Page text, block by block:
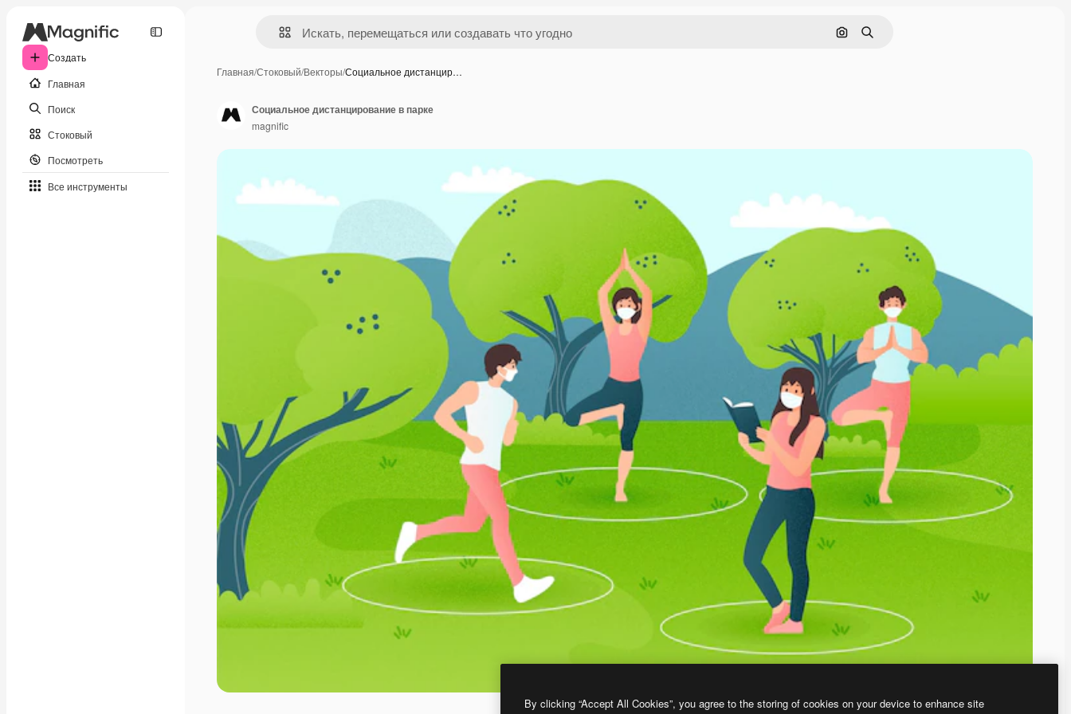
Создать
Главная
Поиск
Стоковый
Посмотреть
Все инструменты
Поиск по изображению
Поиск
Главная/Стоковый/Векторы/Социальное дистанцир…
Социальное дистанцирование в парке
magnific
By clicking “Accept All Cookies”, you agree to the storing of cookies on your device to enhance site